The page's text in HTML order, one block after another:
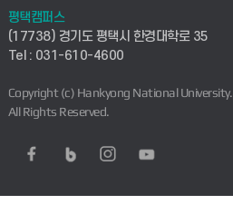
평택캠퍼스
(17738) 경기도 평택시 한경대학로 35
Tel : 031-610-4600
Copyright (c) Hankyong National University.
All Rights Reserved.